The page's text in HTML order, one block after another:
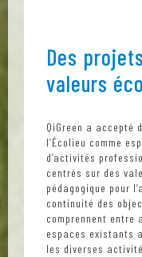
Des
valeurs
QiGreen a accepté
l’Écolieu comme
d’activités
centrés sur des
pédagogique pour
continuité des
comprennent
espaces existants
les diverses